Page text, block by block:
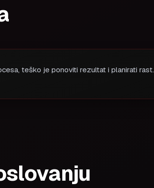
teško je ponoviti rezultat i planirati rast.